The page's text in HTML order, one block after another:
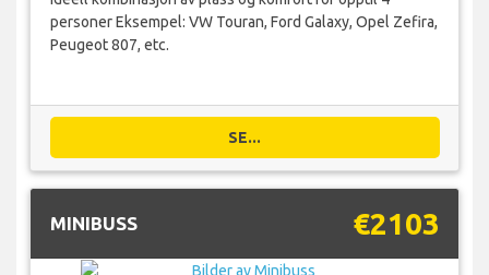
personer Eksempel: VW Touran, Ford Galaxy, Opel Zefira,
Peugeot 807, etc.
SE...
MINIBUSS €2103